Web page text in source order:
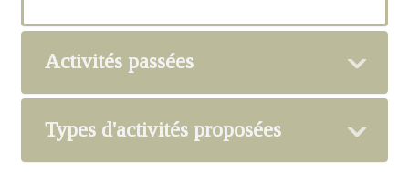
Activités passées
Types d'activités proposées